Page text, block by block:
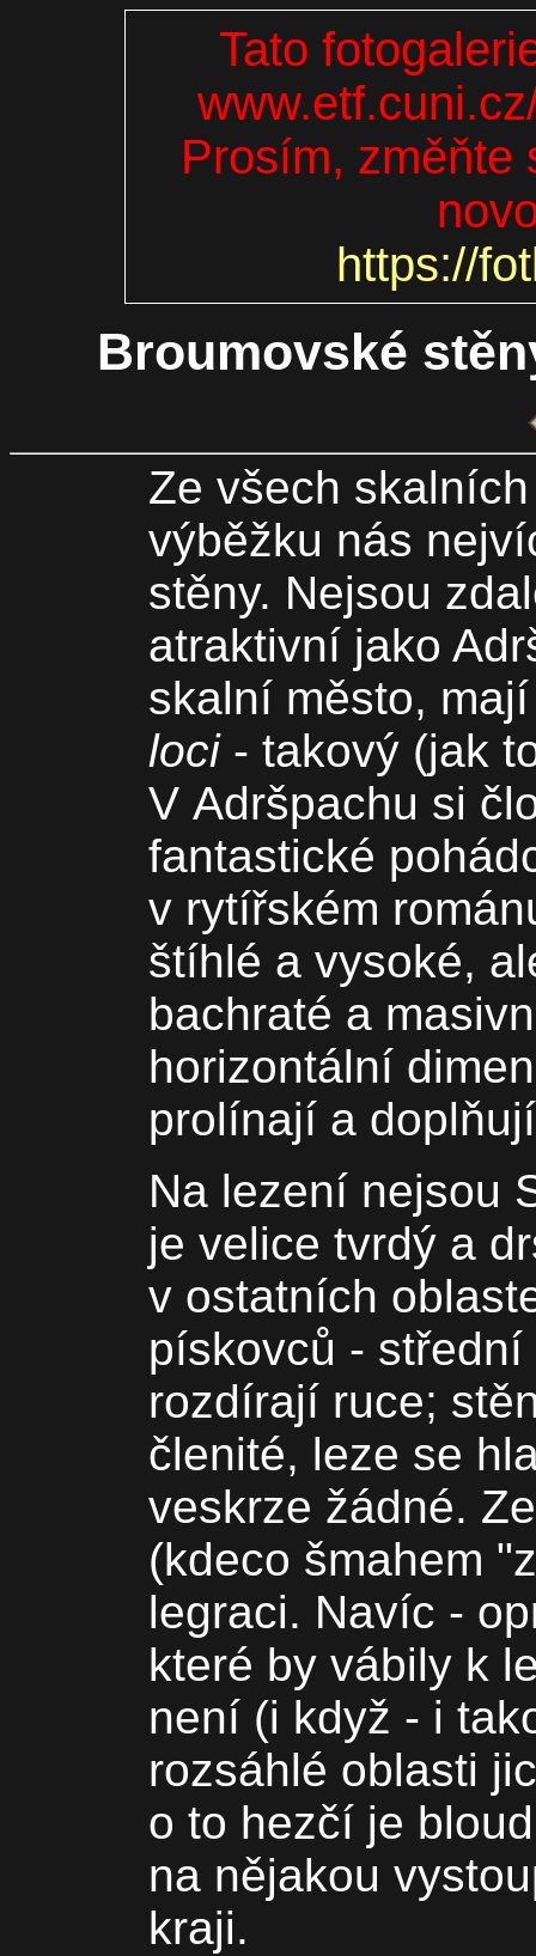
Tato
Prosím, změňte
https://
Broumovské
Ze všech
výběžku nás
stěny. Nejsou
atraktivní jako
skalní město,
loci- takový (jak
V Adršpachu si
fantastické
v rytířském
štíhlé a vysoké,
bachraté a
horizontální
prolínají a
Na lezení nejsou
je velice tvrdý a
v ostatních
pískovců -
rozdírají ruce;
členité, leze se
veskrze žádné.
(kdeco šmahem
legraci. Navíc -
které by vábily k
není (i když - i
rozsáhlé oblasti
o to hezčí je
na nějakou
kraji.